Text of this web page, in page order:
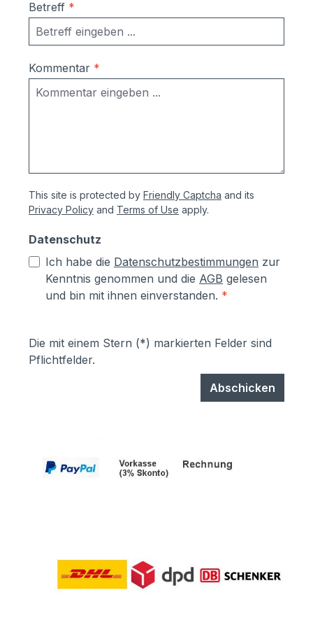
(2-Draht-Technik) einfache Installation,
dadurch geringere Kosten für
Handwerker einfache Bedienung nähere
Informationen zu comelit finden Sie
unter https://www.comelitgroup.com/de-
de/ Sollten Sie zusätzliche
Betreff *
Kommentar *
This site is protected by Friendly Captcha and its
Privacy Policy and Terms of Use apply.
Datenschutz
Ich habe die Datenschutzbestimmungen zur
Kenntnis genommen und die AGB gelesen
und bin mit ihnen einverstanden. *
Die mit einem Stern (*) markierten Felder sind
Pflichtfelder.
Abschicken